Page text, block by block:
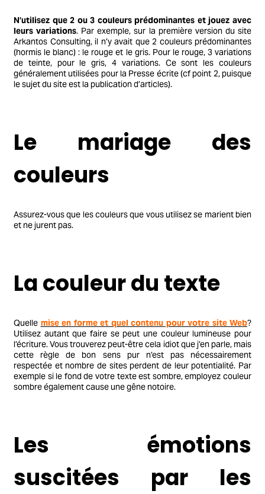
N’utilisez que 2 ou 3 couleurs prédominantes et jouez avec
leurs variations. Par exemple, sur la première version du site
Arkantos Consulting, il n’y avait que 2 couleurs prédominantes
(hormis le blanc) : le rouge et le gris. Pour le rouge, 3 variations
de teinte, pour le gris, 4 variations. Ce sont les couleurs
généralement utilisées pour la Presse écrite (cf point 2, puisque
le sujet du site est la publication d’articles).
Le mariage des
couleurs
Assurez-vous que les couleurs que vous utilisez se marient bien
et ne jurent pas.
La couleur du texte
Quelle mise en forme et quel contenu pour votre site Web?
Utilisez autant que faire se peut une couleur lumineuse pour
l’écriture. Vous trouverez peut-être cela idiot que j’en parle, mais
cette règle de bon sens pur n’est pas nécessairement
respectée et nombre de sites perdent de leur potentialité. Par
exemple si le fond de votre texte est sombre, employez couleur
sombre également cause une gêne notoire.
Les émotions
suscitées par les